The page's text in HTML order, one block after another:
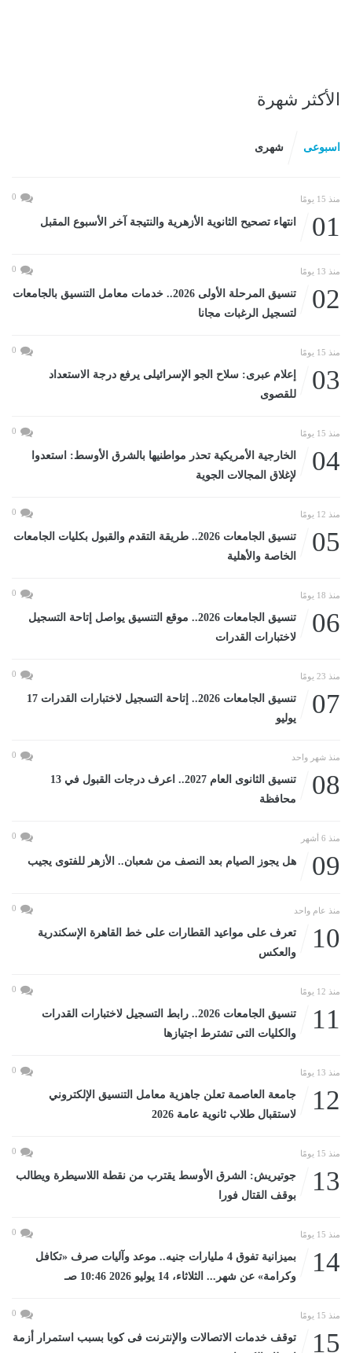
الأكثر شهرة
اسبوعى شهرى
منذ 15 يومًا 0
01 انتهاء تصحيح الثانوية الأزهرية والنتيجة آخر الأسبوع المقبل
منذ 13 يومًا 0
02
تنسيق المرحلة الأولى 2026.. خدمات معامل التنسيق بالجامعات
لتسجيل الرغبات مجانا
منذ 15 يومًا 0
03
إعلام عبرى: سلاح الجو الإسرائيلى يرفع درجة الاستعداد
للقصوى
منذ 15 يومًا 0
04
الخارجية الأمريكية تحذر مواطنيها بالشرق الأوسط: استعدوا
لإغلاق المجالات الجوية
منذ 12 يومًا 0
05
تنسيق الجامعات 2026.. طريقة التقدم والقبول بكليات الجامعات
الخاصة والأهلية
منذ 18 يومًا 0
06
تنسيق الجامعات 2026.. موقع التنسيق يواصل إتاحة التسجيل
لاختبارات القدرات
منذ 23 يومًا 0
07
تنسيق الجامعات 2026.. إتاحة التسجيل لاختبارات القدرات 17
يوليو
منذ شهر واحد 0
08
تنسيق الثانوى العام 2027.. اعرف درجات القبول في 13
محافظة
منذ 6 أشهر 0
09 هل يجوز الصيام بعد النصف من شعبان.. الأزهر للفتوى يجيب
منذ عام واحد 0
10
تعرف على مواعيد القطارات على خط القاهرة الإسكندرية
والعكس
منذ 12 يومًا 0
11
تنسيق الجامعات 2026.. رابط التسجيل لاختبارات القدرات
والكليات التى تشترط اجتيازها
منذ 13 يومًا 0
12
جامعة العاصمة تعلن جاهزية معامل التنسيق الإلكتروني
لاستقبال طلاب ثانوية عامة 2026
منذ 15 يومًا 0
13
جوتيريش: الشرق الأوسط يقترب من نقطة اللاسيطرة ويطالب
بوقف القتال فورا
منذ 15 يومًا 0
14
بميزانية تفوق 4 مليارات جنيه.. موعد وآليات صرف «تكافل
وكرامة» عن شهر... الثلاثاء، 14 يوليو 2026 10:46 صـ
منذ 15 يومًا 0
15
توقف خدمات الاتصالات والإنترنت فى كوبا بسبب استمرار أزمة